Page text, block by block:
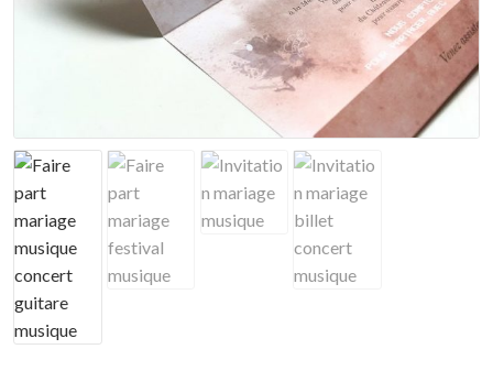
Mon compte
Panier
Politique de confidentialité
Test instagram
Validation de la commande